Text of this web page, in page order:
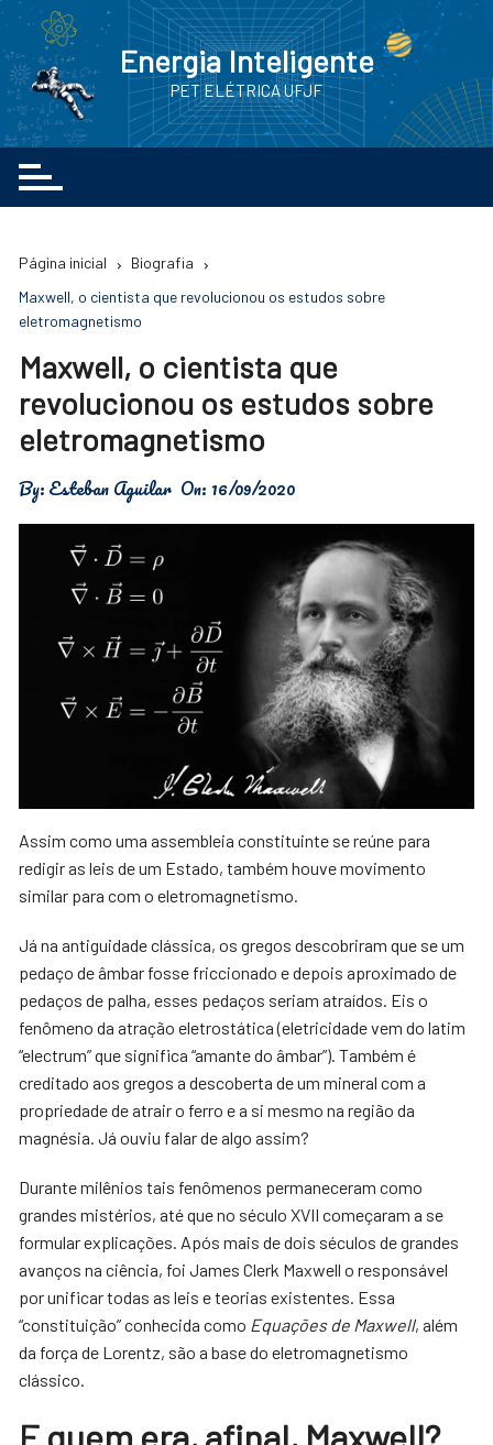
Ir
conteúdo
Energia Inteligente
PET ELÉTRICA UFJF
Página inicial
Biografia
Maxwell, o cientista que revolucionou os estudos sobre
eletromagnetismo
Maxwell, o cientista que
revolucionou os estudos sobre
eletromagnetismo
By:Esteban Aguilar On: 16/09/2020
Assim como uma assembleia constituinte se reúne para
redigir as leis de um Estado, também houve movimento
similar para com o eletromagnetismo.
Já na antiguidade clássica, os gregos descobriram que se um
pedaço de âmbar fosse friccionado e depois aproximado de
pedaços de palha, esses pedaços seriam atraídos. Eis o
fenômeno da atração eletrostática (eletricidade vem do latim
“electrum” que significa “amante do âmbar”). Também é
creditado aos gregos a descoberta de um mineral com a
propriedade de atrair o ferro e a si mesmo na região da
magnésia. Já ouviu falar de algo assim?
Durante milênios tais fenômenos permaneceram como
grandes mistérios, até que no século XVII começaram a se
formular explicações. Após mais de dois séculos de grandes
avanços na ciência, foi James Clerk Maxwell o responsável
por unificar todas as leis e teorias existentes. Essa
“constituição” conhecida como Equações de Maxwell, além
da força de Lorentz, são a base do eletromagnetismo
clássico.
E quem era, afinal, Maxwell?